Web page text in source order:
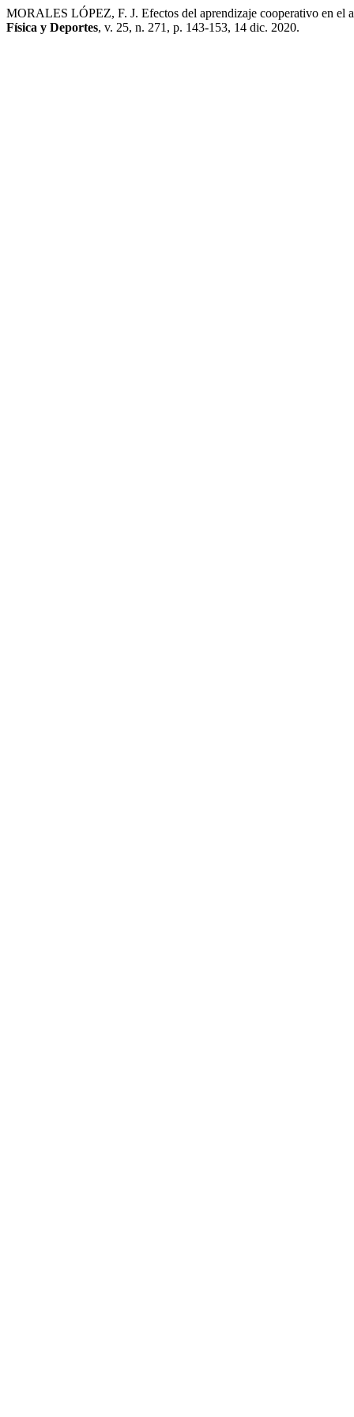
MORALES LÓPEZ, F. J. Efectos del aprendizaje cooperativo en el
Física y Deportes, v. 25, n. 271, p. 143-153, 14 dic. 2020.